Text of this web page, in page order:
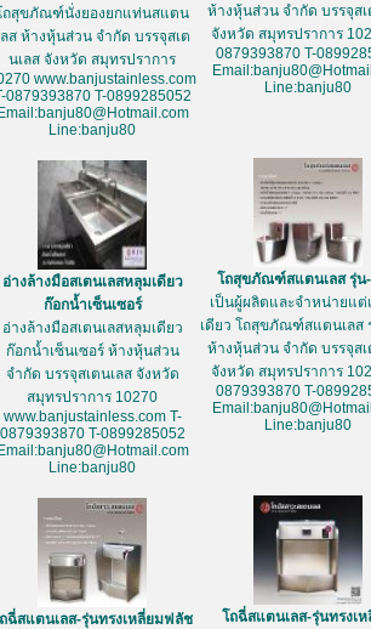
ถสุขภัณฑ์นั่งยองยกแท่นสแตน
ลส ห้างหุ้นส่วน จำกัด บรรจุสเต
นเลส จังหวัด สมุทรปราการ
www.banjustainless.com
0879393870 T-0899285052
Email:banju80@Hotmail.com
Line:banju80
ห้างหุ้นส่วน จำกัด บรรจุสเ
จังหวัด สมุทรปราการ
0879393870 T-
Line:banju80
อ่างล้างมือสเตนเลสหลุมเดียว
ก๊อกน้ำเซ็นเซอร์
อ่างล้างมือสเตนเลสหลุมเดียว
ก๊อกน้ำเซ็นเซอร์ ห้างหุ้นส่วน
จำกัด บรรจุสเตนเลส จังหวัด
สมุทรปราการ 10270
www.banjustainless.com T-
0879393870 T-0899285052
Email:banju80@Hotmail.com
Line:banju80
โถสุขภัณฑ์สแตนเลส รุ่น
เป็นผู้ผลิตและจำหน่ายแต่
เดียว โถสุขภัณฑ์สแตนเลส
ห้างหุ้นส่วน จำกัด บรรจุสเ
จังหวัด สมุทรปราการ
0879393870 T-
Line:banju80
ฉี่สแตนเลส-รุ่นทรงเหลี่ยมฟลัช
โถฉี่สแตนเลส-รุ่นทรงเ